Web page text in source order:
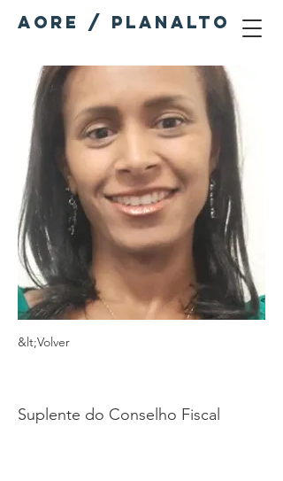
AORE / PLANALTO
&lt;Volver
Suplente do Conselho Fiscal